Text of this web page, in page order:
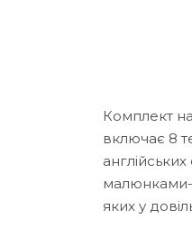
Комплект
включає 8
малюнками-
яких у